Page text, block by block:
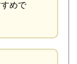
めで